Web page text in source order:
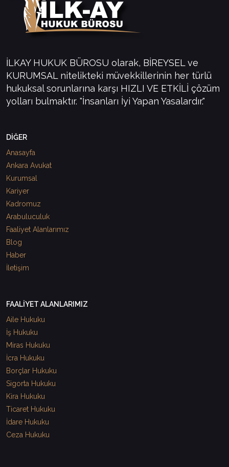
İLKAY HUKUK BÜROSU olarak, BİREYSEL ve
KURUMSAL nitelikteki müvekkillerinin her türlü
hukuksal sorunlarına karşı HIZLI VE ETKİLİ çözüm
yolları bulmaktır. "İnsanları İyi Yapan Yasalardır."
DİĞER
Anasayfa
Ankara Avukat
Kurumsal
Kariyer
Kadromuz
Arabuluculuk
Faaliyet Alanlarımız
Blog
Haber
İletişim
FAALİYET ALANLARIMIZ
Aile Hukuku
İş Hukuku
Miras Hukuku
İcra Hukuku
Borçlar Hukuku
Sigorta Hukuku
Kira Hukuku
Ticaret Hukuku
İdare Hukuku
Ceza Hukuku